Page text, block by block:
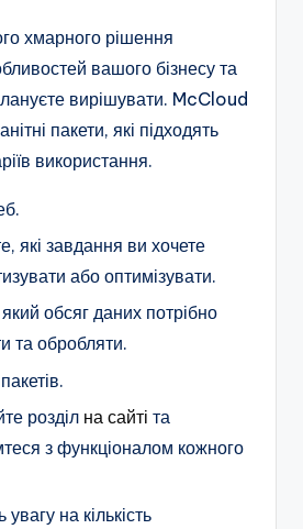
хмарного рішення
вашого бізнесу та
вирішувати. McCloud
пакети, які підходять
використання.
які завдання ви хочете
або оптимізувати.
який обсяг даних потрібно
та обробляти.
розділ на сайті та
з функціоналом кожного
увагу на кількість